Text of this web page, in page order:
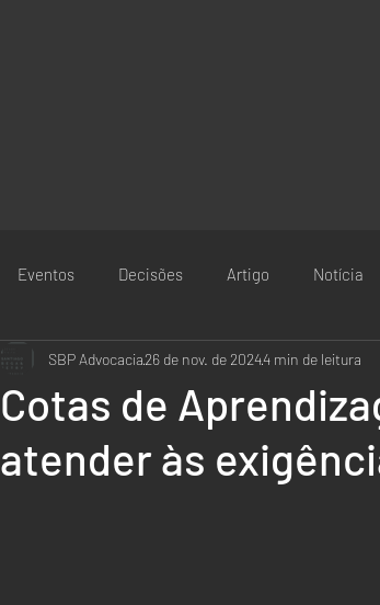
Eventos Decisões Artigo Notícia
Cotas de
atender às
SBP Advocacia26 de nov. de 20244 min de leitura